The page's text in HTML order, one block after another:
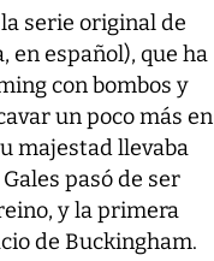
serie original de
en español), que ha
con bombos y
un poco más en
majestad llevaba
pasó de ser
y la primera
de Buckingham.